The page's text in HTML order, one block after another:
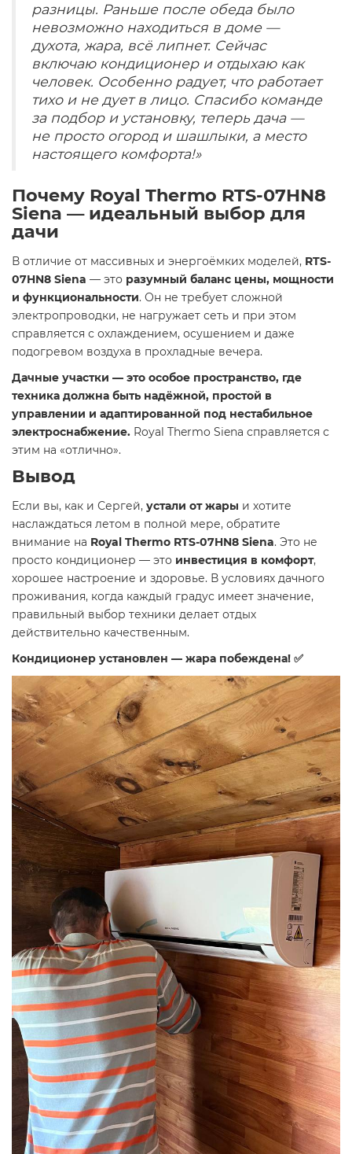
разницы. Раньше после обеда было
невозможно находиться в доме —
духота, жара, всё липнет. Сейчас
включаю кондиционер и отдыхаю как
человек. Особенно радует, что работает
тихо и не дует в лицо. Спасибо команде
за подбор и установку, теперь дача —
не просто огород и шашлыки, а место
настоящего комфорта!»
Почему Royal Thermo RTS-07HN8
Siena — идеальный выбор для
дачи
В отличие от массивных и энергоёмких моделей, RTS-
07HN8 Siena — это разумный баланс цены, мощности
и функциональности. Он не требует сложной
электропроводки, не нагружает сеть и при этом
справляется с охлаждением, осушением и даже
подогревом воздуха в прохладные вечера.
Дачные участки — это особое пространство, где
техника должна быть надёжной, простой в
управлении и адаптированной под нестабильное
электроснабжение. Royal Thermo Siena справляется с
этим на «отлично».
Вывод
Если вы, как и Сергей, устали от жары и хотите
наслаждаться летом в полной мере, обратите
внимание на Royal Thermo RTS-07HN8 Siena. Это не
просто кондиционер — это инвестиция в комфорт,
хорошее настроение и здоровье. В условиях дачного
проживания, когда каждый градус имеет значение,
правильный выбор техники делает отдых
действительно качественным.
Кондиционер установлен — жара побеждена! ✅